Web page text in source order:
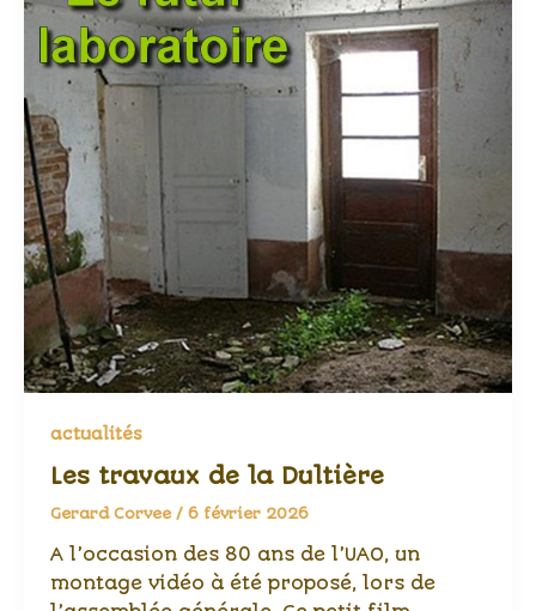
actualités
Les travaux de la Dultière
Gerard Corvee / 6 février 2026
A l’occasion des 80 ans de l’UAO, un
montage vidéo à été proposé, lors de